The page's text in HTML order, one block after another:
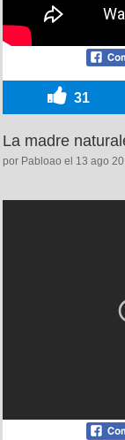
31
La madre
por Pabloao el 13 ago